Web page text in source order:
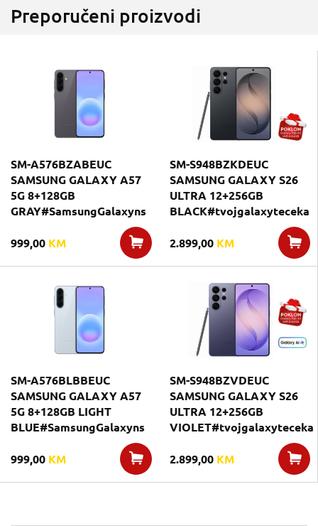
Preporučeni proizvodi
SM-A576BZABEUC
SAMSUNG GALAXY A57
5G 8+128GB
GRAY#SamsungGalaxyns
999,00 KM
SM-S948BZKDEUC
SAMSUNG GALAXY S26
ULTRA 12+256GB
BLACK#tvojgalaxyteceka
2.899,00 KM
SM-A576BLBBEUC
SAMSUNG GALAXY A57
5G 8+128GB LIGHT
BLUE#SamsungGalaxyns
999,00 KM
SM-S948BZVDEUC
SAMSUNG GALAXY S26
ULTRA 12+256GB
VIOLET#tvojgalaxyteceka
2.899,00 KM